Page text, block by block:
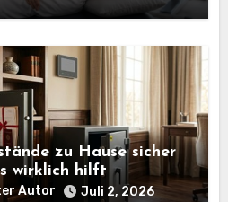
zu Hause sicher
wirklich hilft
Autor Juli 2, 2026